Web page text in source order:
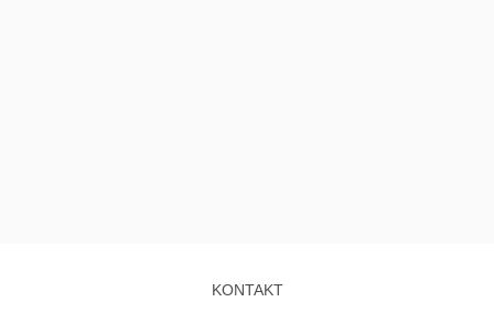
KONTAKT